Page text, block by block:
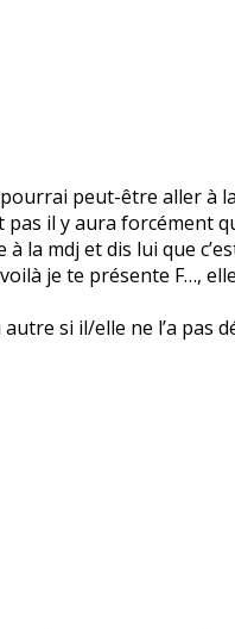
pourrai peut-être aller à
il y aura forcément
la mdj et dis lui que
je te présente F…,
si il/elle ne l’a pas